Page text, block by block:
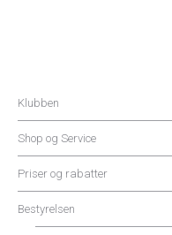
Klubben
Shop og Service
Priser og rabatter
Bestyrelsen